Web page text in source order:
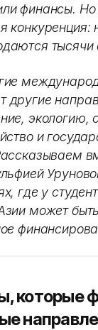
финансы.
конкуренция:
тысячи
другие
экологию,
и
где у
может
которые